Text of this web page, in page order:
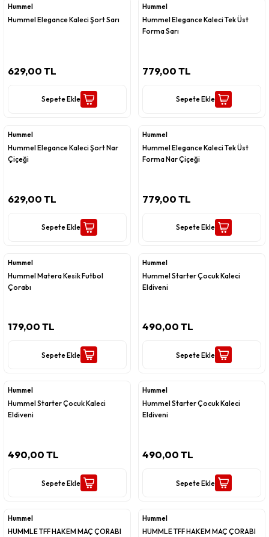
Hummel
Hummel Elegance Kaleci Şort Sarı
629,00 TL
Sepete Ekle
Hummel
Hummel Elegance Kaleci Tek Üst
Forma Sarı
779,00 TL
Sepete Ekle
Hummel
Hummel Elegance Kaleci Şort Nar
Çiçeği
629,00 TL
Sepete Ekle
Hummel
Hummel Elegance Kaleci Tek Üst
Forma Nar Çiçeği
779,00 TL
Sepete Ekle
Hummel
Hummel Matera Kesik Futbol
Çorabı
179,00 TL
Sepete Ekle
Hummel
Hummel Starter Çocuk Kaleci
Eldiveni
490,00 TL
Sepete Ekle
Hummel
Hummel Starter Çocuk Kaleci
Eldiveni
490,00 TL
Sepete Ekle
Hummel
Hummel Starter Çocuk Kaleci
Eldiveni
490,00 TL
Sepete Ekle
Hummel
HUMMLE TFF HAKEM MAÇ ÇORABI
Hummel
HUMMLE TFF HAKEM MAÇ ÇORABI